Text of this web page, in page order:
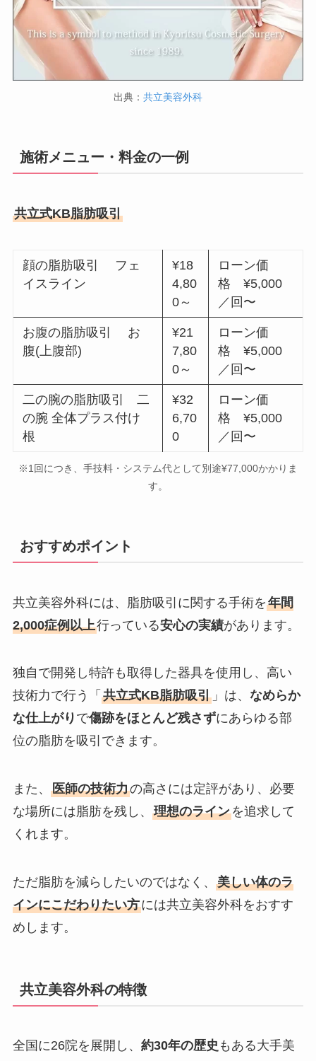
出典： 共立美容外科
施術メニュー・料金の一例
共立式KB脂肪吸引
顔の脂肪吸引 フェ
イスライン
¥18
4,80
0～
ローン価
格 ¥5,000
／回〜
お腹の脂肪吸引 お
腹(上腹部)
¥21
7,80
0～
ローン価
格 ¥5,000
／回〜
二の腕の脂肪吸引 二
の腕 全体プラス付け
根
¥32
6,70
0
ローン価
格 ¥5,000
／回〜
※1回につき、手技料・システム代として別途¥77,000かかりま
す。
おすすめポイント
共立美容外科には、脂肪吸引に関する手術を年間
2,000症例以上行っている安心の実績があります。
独自で開発し特許も取得した器具を使用し、高い
技術力で行う「 共立式KB脂肪吸引」は、 なめらか
な仕上がり で傷跡をほとんど残さずにあらゆる部
位の脂肪を吸引できます。
また、 医師の技術力の高さには定評があり、必要
な場所には脂肪を残し、 理想のラインを追求して
くれます。
ただ脂肪を減らしたいのではなく、 美しい体のラ
インにこだわりたい方には共立美容外科をおすす
めします。
共立美容外科の特徴
全国に26院を展開し、 約30年の歴史 もある大手美